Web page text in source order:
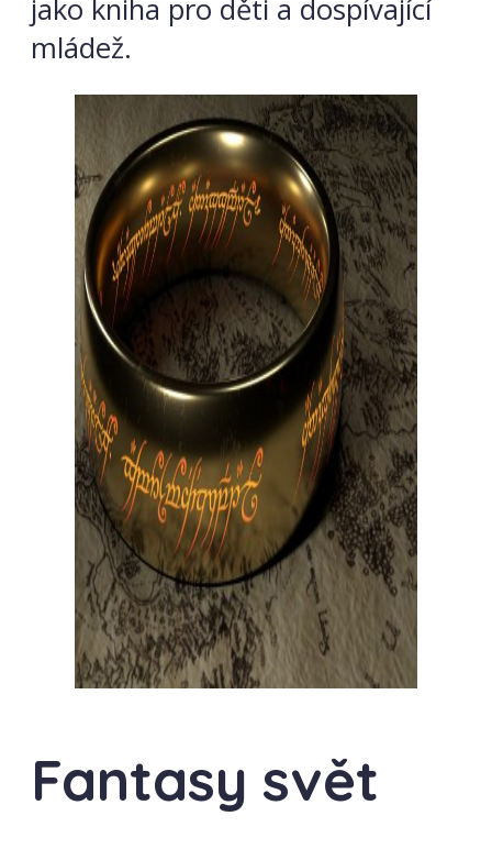
jako kniha pro děti a dospívající
mládež.
Fantasy svět